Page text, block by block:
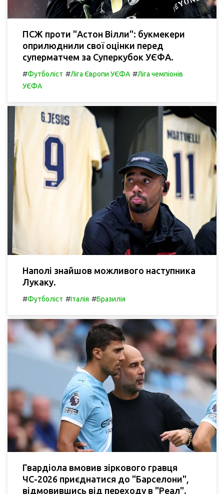
ПСЖ проти "Астон Вілли": букмекери
оприлюднили свої оцінки перед
суперматчем за Суперкубок УЄФА.
#Футболіст #Ліга Європи УЄФА #Ліга чемпіонів
УЄФА
Наполі знайшов можливого наступника
Лукаку.
#Футболіст #Італія #Бразилія
Гвардіола вмовив зіркового гравця
ЧС-2026 приєднатися до "Барселони",
відмовившись від переходу в "Реал".